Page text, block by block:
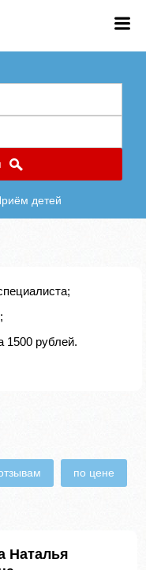
детей
1500 рублей.
по цене
Наталья